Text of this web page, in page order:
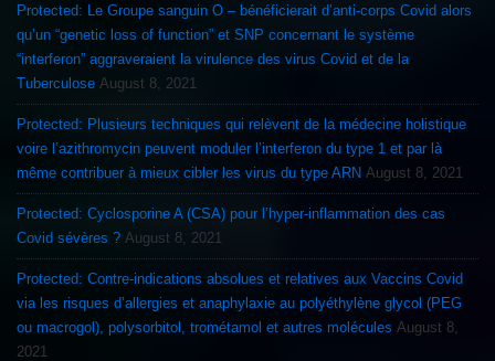
Protected: Le Groupe sanguin O – bénéficierait d’anti-corps Covid alors
qu’un “genetic loss of function” et SNP concernant le système
“interferon” aggraveraient la virulence des virus Covid et de la
Tuberculose August 8, 2021
Protected: Plusieurs techniques qui relèvent de la médecine holistique
voire l’azithromycin peuvent moduler l’interferon du type 1 et par là
même contribuer à mieux cibler les virus du type ARN August 8, 2021
Protected: Cyclosporine A (CSA) pour l’hyper-inflammation des cas
Covid sévères ? August 8, 2021
Protected: Contre-indications absolues et relatives aux Vaccins Covid
via les risques d’allergies et anaphylaxie au polyéthylène glycol (PEG
ou macrogol), polysorbitol, trométamol et autres molécules August 8,
2021